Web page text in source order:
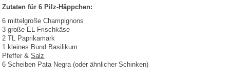
Zutaten für 6 Pilz-Häppchen:
6 mittelgroße Champignons
3 große EL Frischkäse
2 TL Paprikamark
1 kleines Bund Basilikum
Pfeffer &Salz
6 Scheiben Pata Negra (oder ähnlicher Schinken)